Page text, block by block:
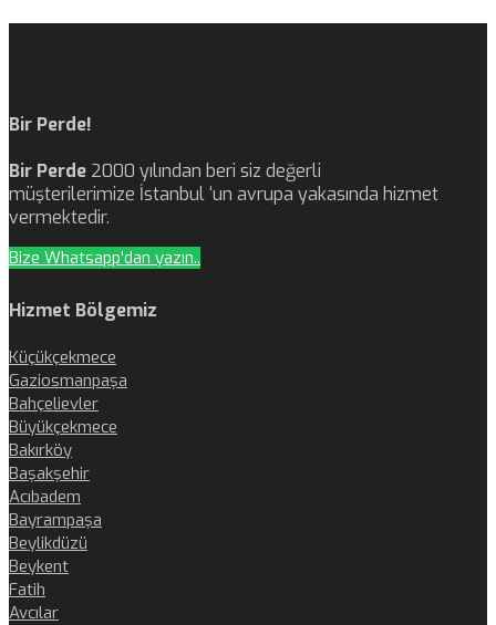
Bir Perde!
Bir Perde 2000 yılından beri siz değerli
müşterilerimize İstanbul ‘un avrupa yakasında hizmet
vermektedir.
Bize Whatsapp'dan yazın..
Hizmet Bölgemiz
Küçükçekmece
Gaziosmanpaşa
Bahçelievler
Büyükçekmece
Bakırköy
Başakşehir
Acıbadem
Bayrampaşa
Beylikdüzü
Beykent
Fatih
Avcılar